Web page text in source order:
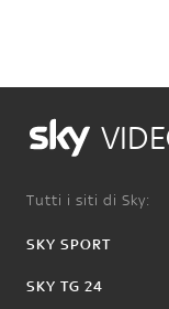
Tutti i siti di Sky:
SKY SPORT
SKY TG 24